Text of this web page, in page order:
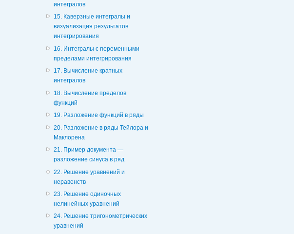
интегралов
15. Каверзные интегралы и
визуализация результатов
интегрирования
16. Интегралы с переменными
пределами интегрирования
17. Вычисление кратных
интегралов
18. Вычисление пределов
функций
19. Разложение функций в ряды
20. Разложение в ряды Тейлора и
Маклорена
21. Пример документа —
разложение синуса в ряд
22. Решение уравнений и
неравенств
23. Решение одиночных
нелинейных уравнений
24. Решение тригонометрических
уравнений